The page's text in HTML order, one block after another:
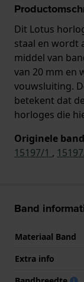
Dit Lotus
staal en wordt
middel van
van 20 mm en
vouwsluiting.
betekent dat
horloges die
Originele
15197/1 ,
Band
Materiaal Band
Extra info